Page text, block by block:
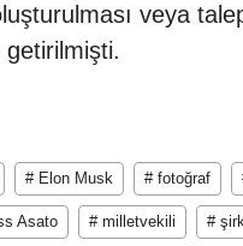
veya
getirilmişti.
# Elon Musk # fotoğraf
Asato # milletvekili #